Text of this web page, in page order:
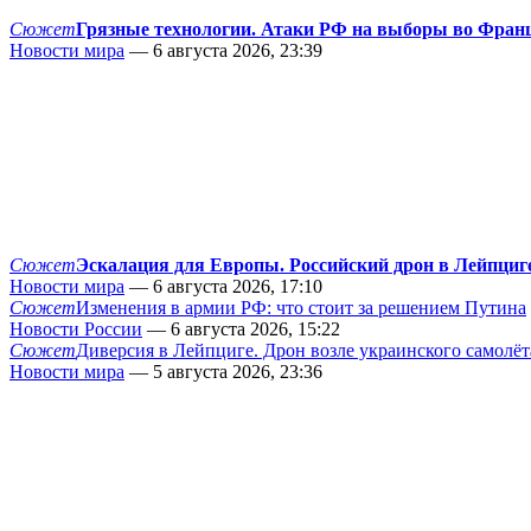
СюжетГрязные технологии. Атаки РФ на выборы во
Новости мира — 6 августа 2026, 23:39
СюжетЭскалация для Европы. Российский дрон в
Новости мира — 6 августа 2026, 17:10
СюжетИзменения в армии РФ: что стоит за решением Путина
Новости России — 6 августа 2026, 15:22
СюжетДиверсия в Лейпциге. Дрон возле украинского
Новости мира — 5 августа 2026, 23:36